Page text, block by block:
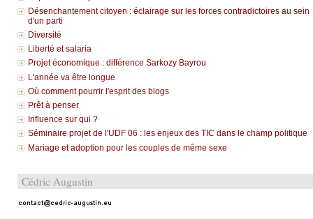
Désenchantement citoyen : éclairage sur les forces contradictoires au sein
d'un parti
Diversité
Liberté et salaria
Projet économique : différence Sarkozy Bayrou
L'année va être longue
Où comment pourrir l'esprit des blogs
Prêt à penser
Influence sur qui ?
Séminaire projet de l'UDF 06 : les enjeux des TIC dans le champ politique
Mariage et adoption pour les couples de même sexe
Cédric Augustin